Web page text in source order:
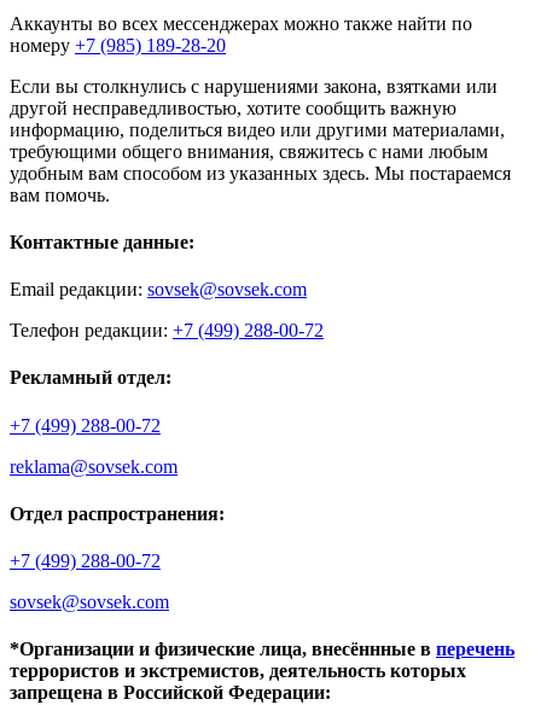
Аккаунты во всех мессенджерах можно также найти по
номеру +7 (985) 189-28-20
Если вы столкнулись с нарушениями закона, взятками или
другой несправедливостью, хотите сообщить важную
информацию, поделиться видео или другими материалами,
требующими общего внимания, свяжитесь с нами любым
удобным вам способом из указанных здесь. Мы постараемся
вам помочь.
Контактные данные:
Email редакции: sovsek@sovsek.com
Телефон редакции: +7 (499) 288-00-72
Рекламный отдел:
+7 (499) 288-00-72
reklama@sovsek.com
Отдел распространения:
+7 (499) 288-00-72
sovsek@sovsek.com
*Организации и физические лица, внесённные в перечень
террористов и экстремистов, деятельность которых
запрещена в Российской Федерации: